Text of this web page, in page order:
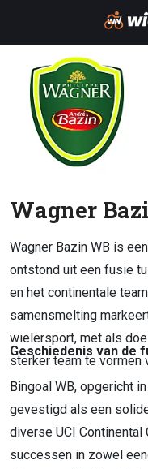
Wagner
Wagner Bazin WB is
ontstond uit een fusie
en het continentale
samensmelting
wielersport, met als
sterker team te vormen
Geschiedenis van de
Bingoal WB, opgericht
gevestigd als een
diverse UCI
successen in zowel